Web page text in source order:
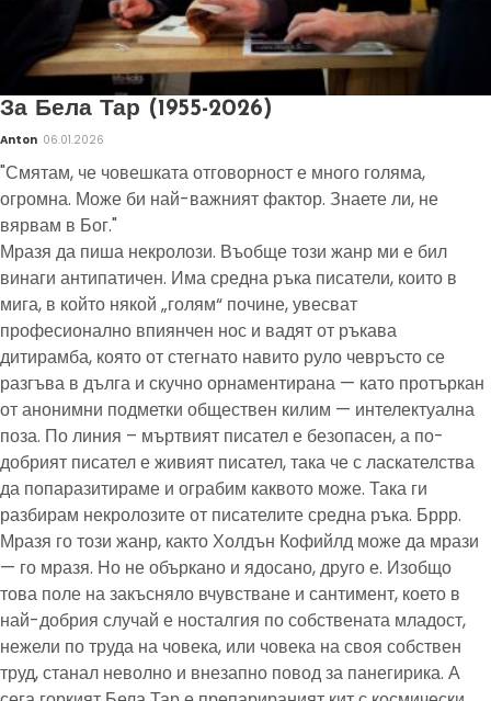
За Бела Тар (1955-2026)
Anton 06.01.2026
"Смятам, че човешката отговорност е много голяма,
огромна. Може би най-важният фактор. Знаете ли, не
вярвам в Бог."
Мразя да пиша некролози. Въобще този жанр ми е бил
винаги антипатичен. Има средна ръка писатели, които в
мига, в който някой „голям“ почине, увесват
професионално впиянчен нос и вадят от ръкава
дитирамба, която от стегнато навито руло чевръсто се
разгъва в дълга и скучно орнаментирана — като протъркан
от анонимни подметки обществен килим — интелектуална
поза. По линия – мъртвият писател е безопасен, а по-
добрият писател е живият писател, така че с ласкателства
да попаразитираме и ограбим каквото може. Така ги
разбирам некролозите от писателите средна ръка. Бррр.
Мразя го този жанр, както Холдън Кофийлд може да мрази
— го мразя. Но не объркано и ядосано, друго е. Изобщо
това поле на закъсняло вчувстване и сантимент, което в
най-добрия случай е носталгия по собствената младост,
нежели по труда на човека, или човека на своя собствен
труд, станал неволно и внезапно повод за панегирика. А